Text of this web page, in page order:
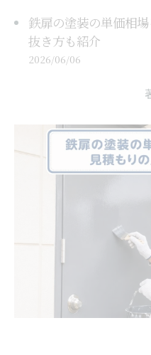
鉄扉の塗装の単価相
抜き方も紹介
2026/06/06